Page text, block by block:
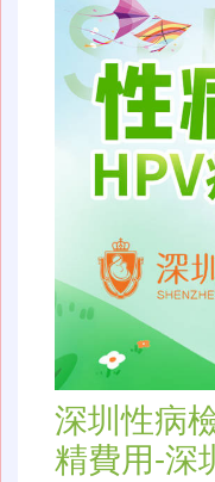
深圳性病
精費用-深